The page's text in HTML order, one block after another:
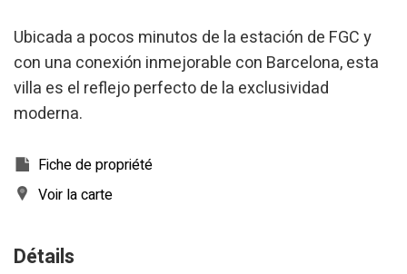
Ubicada a pocos minutos de la estación de FGC y
con una conexión inmejorable con Barcelona, esta
villa es el reflejo perfecto de la exclusividad
moderna.
Fiche de propriété
Voir la carte
Détails